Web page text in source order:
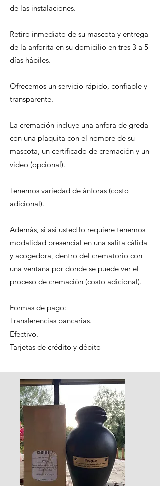
de las instalaciones.
Retiro inmediato de su mascota y entrega
de la anforita en su domicilio en tres 3 a 5
días hábiles.
Ofrecemos un servicio rápido, confiable y
transparente.
La cremación incluye una anfora de greda
con una plaquita con el nombre de su
mascota, un certificado de cremación y un
video (opcional).
Tenemos variedad de ánforas (costo
adicional).
Además, si así usted lo requiere tenemos
modalidad presencial en una salita cálida
y acogedora, dentro del crematorio con
una ventana por donde se puede ver el
proceso de cremación (costo adicional).
Formas de pago:
Transferencias bancarias.
Efectivo.
Tarjetas de crédito y débito